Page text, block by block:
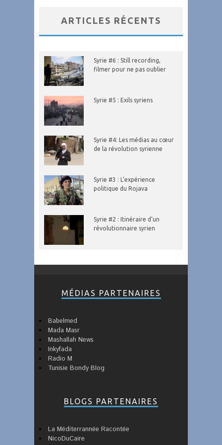
ARTICLES RÉCENTS
Syrie #6 : Still recording,
filmer pour ne pas oublier
Syrie #5 : Exils syriens
Syrie #4: Les médias au cœur
de la révolution syrienne
Syrie #3 : L’expérience
politique du Rojava
Syrie #2 : Itinéraire d’un
révolutionnaire syrien
MÉDIAS PARTENAIRES
Babelmed
Mada Masr
Mashallah News
Inkyfada
Radio M
Tunisie Bondy Blog
BLOGS PARTENAIRES
La Méditerrannée Racontée
NicoDuCaire